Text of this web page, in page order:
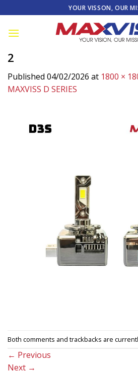
to
content
YOUR VISSON, OUR
2
Published 04/02/2026 at 1800 ×
MAXVISS D SERIES
Both comments and trackbacks are
← Previous
Next →